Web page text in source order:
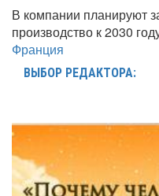
В компании планируют
производство к 2030
Франция
ВЫБОР РЕДАКТОРА: